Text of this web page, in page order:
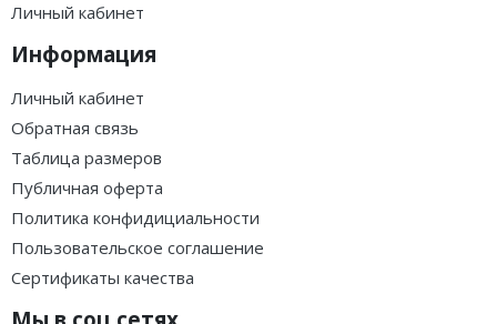
Личный кабинет
Информация
Личный кабинет
Обратная связь
Таблица размеров
Публичная оферта
Политика конфидициальности
Пользовательское соглашение
Сертификаты качества